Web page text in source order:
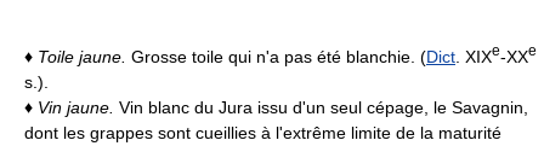
♦ Toile jaune. Grosse toile qui n'a pas été blanchie. (Dict . XIXe-XXe
s.).
♦ Vin jaune. Vin blanc du Jura issu d'un seul cépage, le Savagnin,
dont les grappes sont cueillies à l'extrême limite de la maturité